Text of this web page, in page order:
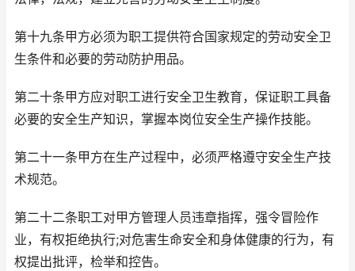
第十九条甲方必须为职工提供符合国家规定的劳动安全卫
生条件和必要的劳动防护用品。
第二十条甲方应对职工进行安全卫生教育，保证职工具备
必要的安全生产知识，掌握本岗位安全生产操作技能。
第二十一条甲方在生产过程中，必须严格遵守安全生产技
术规范。
第二十二条职工对甲方管理人员违章指挥，强令冒险作
业，有权拒绝执行;对危害生命安全和身体健康的行为，有
权提出批评，检举和控告。